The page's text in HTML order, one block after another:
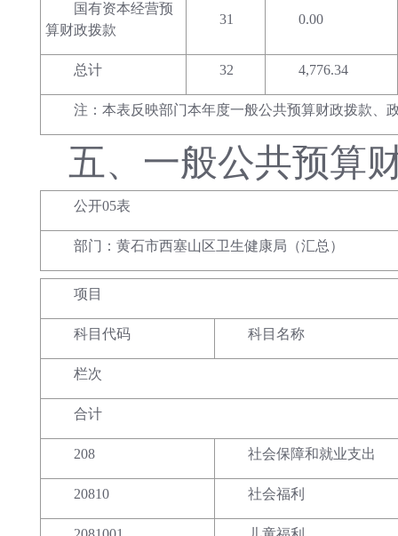
国有资本经营预
算财政拨款
31 0.00
总计 32 4,776.34
注：本表反映部门本年度一般公共预算财政拨款、
五、 一般公共预算
公开05表
部门：黄石市西塞山区卫生健康局（汇总）
项目
科目代码 科目名称
栏次
合计
208 社会保障和就业支出
20810 社会福利